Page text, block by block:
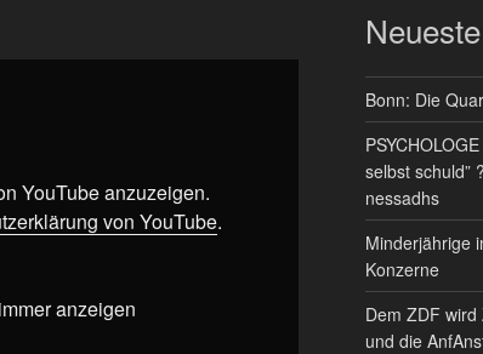
YouTube anzuzeigen.
von YouTube.
anzeigen
Bonn: Die
selbst schuld”
nessadhs
Minderjährige
Konzerne
Dem ZDF
und die